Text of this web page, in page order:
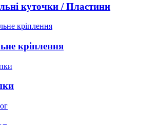
куточки / Пластини
кріплення